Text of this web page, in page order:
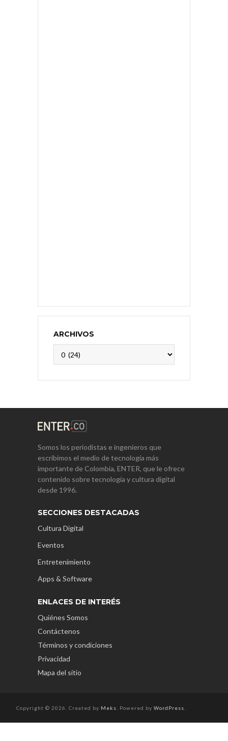
ARCHIVOS
Somos los periodistas e ingenieros que
escribimos el medio de tecnología más
importante de Colombia, ENTER, que le ofrece
contenido sobre tecnología y cultura digital
desde 1996.
SECCIONES DESTACADAS
Cultura Digital
Eventos
Entretenimiento
Apps & Software
ENLACES DE INTERÉS
Quiénes Somos
Contáctenos
Términos y condiciones
Privacidad
Mapa del sitio
Copyright © 2026. Created by Meks . Powered by WordPress